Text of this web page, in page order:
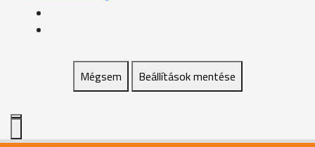
Mégsem Beállítások mentése